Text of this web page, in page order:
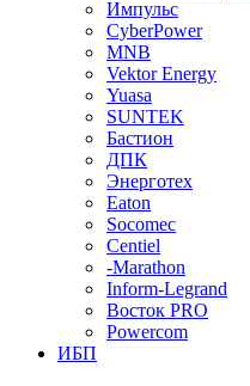
Импульс
CyberPower
MNB
Vektor Energy
Yuasa
SUNTEK
Бастион
ДПК
Энерготех
Eaton
Socomec
Centiel
-Marathon
Inform-Legrand
Восток PRO
Powercom
ИБП